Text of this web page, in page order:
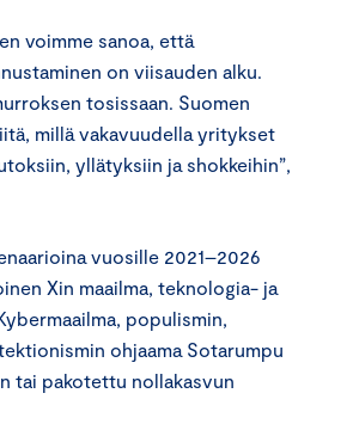
voimme sanoa, että
on viisauden alku.
tosissaan. Suomen
millä vakavuudella yritykset
yllätyksiin ja shokkeihin”,
vuosille 2021–2026
Xin maailma, teknologia- ja
populismin,
ohjaama Sotarumpu
tai pakotettu nollakasvun